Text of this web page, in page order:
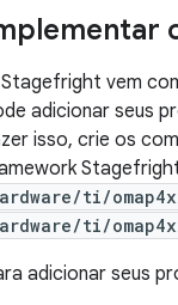
vem
adicionar seus
isso, crie os
ti/
ti/
adicionar seus